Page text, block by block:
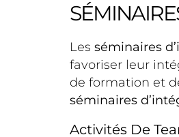
Les séminaires
favoriser leur
de formation et
séminaires
Activités De